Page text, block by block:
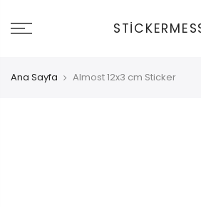
git
Ana Sayfa Almost 12x3 cm Sticker